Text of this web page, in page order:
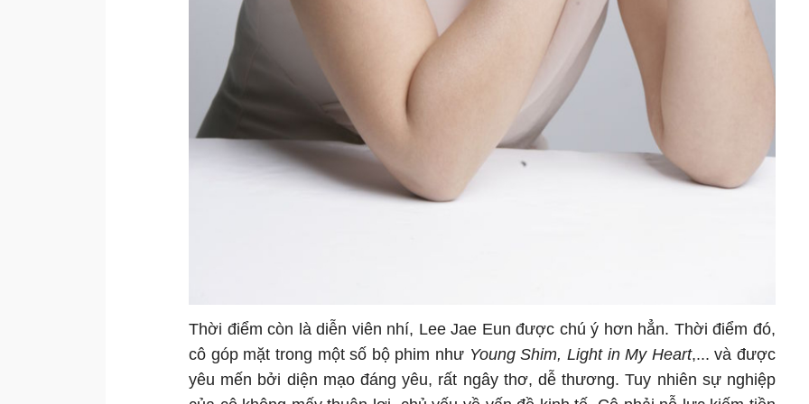
Thời điểm còn là diễn viên nhí, Lee Jae Eun được chú ý hơn hẳn. Thời điểm đó,
cô góp mặt trong một số bộ phim như Young Shim, Light in My Heart,... và được
yêu mến bởi diện mạo đáng yêu, rất ngây thơ, dễ thương. Tuy nhiên sự nghiệp